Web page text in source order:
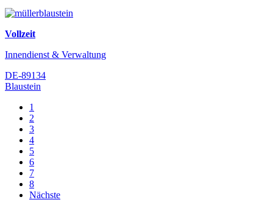
Vollzeit
Innendienst & Verwaltung
DE-89134
Blaustein
1
2
3
4
5
6
7
8
Nächste